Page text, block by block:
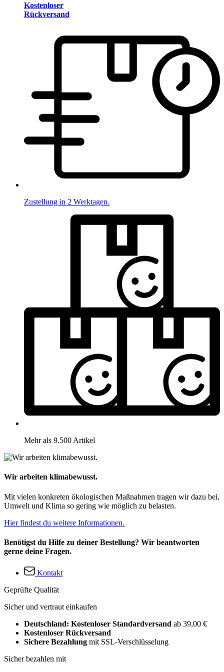
Kostenloser
Rückversand
Zustellung in 2 Werktagen.
Mehr als 9.500 Artikel
Wir arbeiten klimabewusst.
Mit vielen konkreten ökologischen Maßnahmen tragen wir dazu bei,
Umwelt und Klima so gering wie möglich zu belasten.
Hier findest du weitere Informationen.
Benötigst du Hilfe zu deiner Bestellung? Wir beantworten
gerne deine Fragen.
Kontakt
Geprüfte Qualität
Sicher und vertraut einkaufen
Deutschland: Kostenloser Standardversand ab 39,00 €
Kostenloser Rückversand
Sichere Bezahlung mit SSL-Verschlüsselung
Sicher bezahlen mit